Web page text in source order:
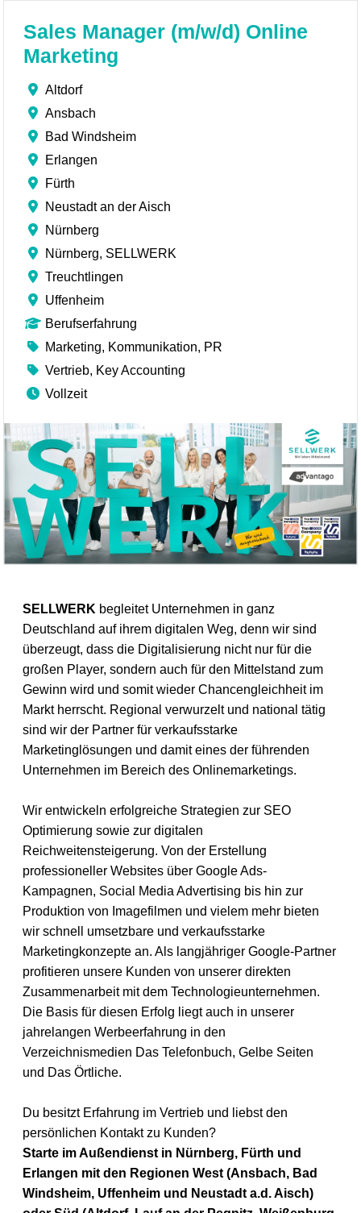
Sales Manager (m/w/d) Online
Marketing
Altdorf
Ansbach
Bad Windsheim
Erlangen
Fürth
Neustadt an der Aisch
Nürnberg
Nürnberg, SELLWERK
Treuchtlingen
Uffenheim
Berufserfahrung
Marketing, Kommunikation, PR
Vertrieb, Key Accounting
Vollzeit
SELLWERK begleitet Unternehmen in ganz
Deutschland auf ihrem digitalen Weg, denn wir sind
überzeugt, dass die Digitalisierung nicht nur für die
großen Player, sondern auch für den Mittelstand zum
Gewinn wird und somit wieder Chancengleichheit im
Markt herrscht. Regional verwurzelt und national tätig
sind wir der Partner für verkaufsstarke
Marketinglösungen und damit eines der führenden
Unternehmen im Bereich des Onlinemarketings.
Wir entwickeln erfolgreiche Strategien zur SEO
Optimierung sowie zur digitalen
Reichweitensteigerung. Von der Erstellung
professioneller Websites über Google Ads-
Kampagnen, Social Media Advertising bis hin zur
Produktion von Imagefilmen und vielem mehr bieten
wir schnell umsetzbare und verkaufsstarke
Marketingkonzepte an. Als langjähriger Google-Partner
profitieren unsere Kunden von unserer direkten
Zusammenarbeit mit dem Technologieunternehmen.
Die Basis für diesen Erfolg liegt auch in unserer
jahrelangen Werbeerfahrung in den
Verzeichnismedien Das Telefonbuch, Gelbe Seiten
und Das Örtliche.
Du besitzt Erfahrung im Vertrieb und liebst den
persönlichen Kontakt zu Kunden?
Starte im Außendienst in Nürnberg, Fürth und
Erlangen mit den Regionen West (Ansbach, Bad
Windsheim, Uffenheim und Neustadt a.d. Aisch)